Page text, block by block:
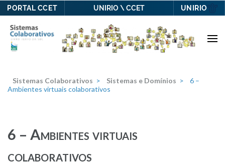
PORTAL CCET UNIRIO \ CCET UNIRIO
Skip
content
Enter)Sistemas Colaborativos > Sistemas e Domínios >
6 –
Ambientes virtuais colaborativos
6 – Ambientes virtuais
colaborativos